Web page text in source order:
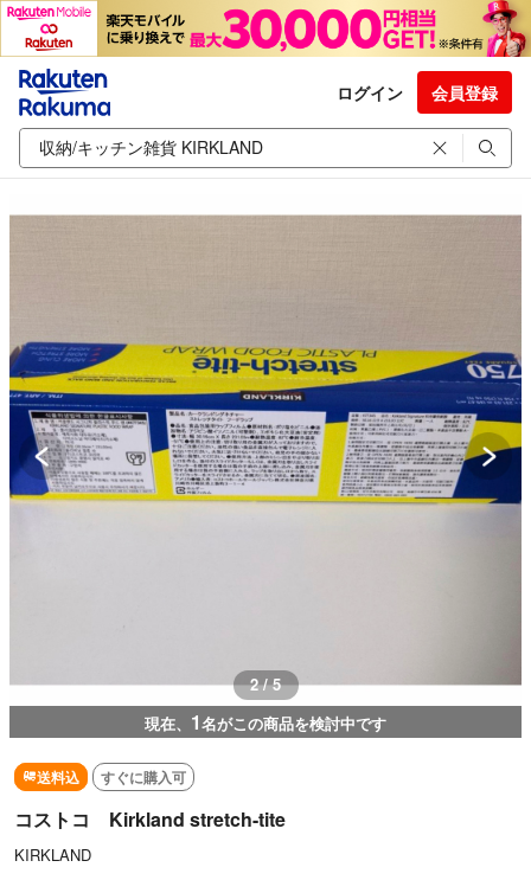
ログイン 会員登録
3 / 5
現在、 1名がこの商品を検討中です
送料込 すぐに購入可
コストコ Kirkland stretch-tite
KIRKLAND